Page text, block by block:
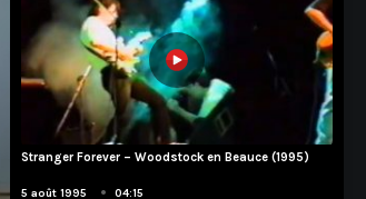
Stranger Forever – Woodstock en Beauce (1995)
5 août 1995
• 04:15